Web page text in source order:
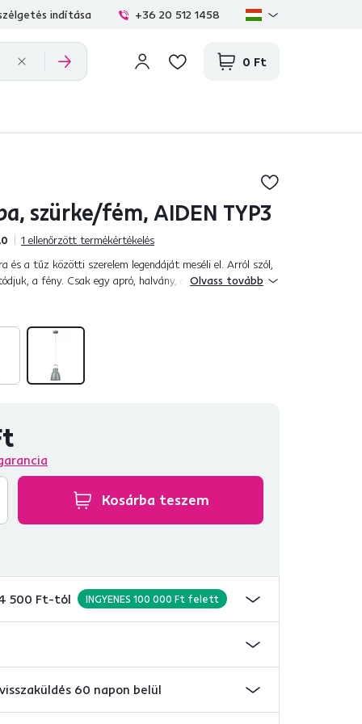
indítása +36 20 512 1458
0 Ft
szürke/fém, AIDEN TYP3
1 ellenőrzött termékértékelés
és a tűz közötti szerelem legendáját meséli el. Arról szól,
a fény. Csak egy apró, halvány, de élő fény. Valakinek
Olvass tovább
Kosárba teszem
500 Ft-tól INGYENES 100 000 Ft felett
60 napon belül